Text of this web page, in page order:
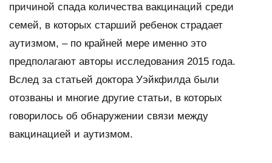
причиной спада количества вакцинаций среди
семей, в которых старший ребенок страдает
аутизмом, – по крайней мере именно это
предполагают авторы исследования 2015 года.
Вслед за статьей доктора Уэйкфилда были
отозваны и многие другие статьи, в которых
говорилось об обнаружении связи между
вакцинацией и аутизмом.